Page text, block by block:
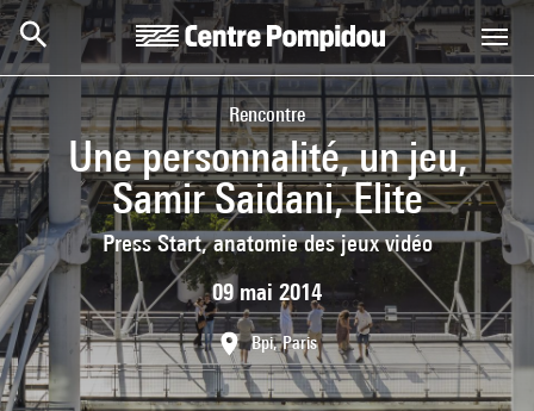
Aller au contenu principal
Centre Pompidou
Rencontre
Une personnalité, un jeu,
Samir Saidani, Elite
Press Start, anatomie des jeux vidéo
09 mai 2014
Bpi, Paris